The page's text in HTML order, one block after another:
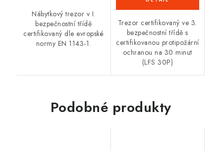
Nábytkový trezor v I.
bezpečnostní třídě
certifikovaný dle evropské
normy EN 1143-1.
Trezor certifikovaný ve 3.
bezpečnostní třídě s
certifikovanou protipožární
ochranou na 30 minut
(LFS 30P)
Podobné produkty